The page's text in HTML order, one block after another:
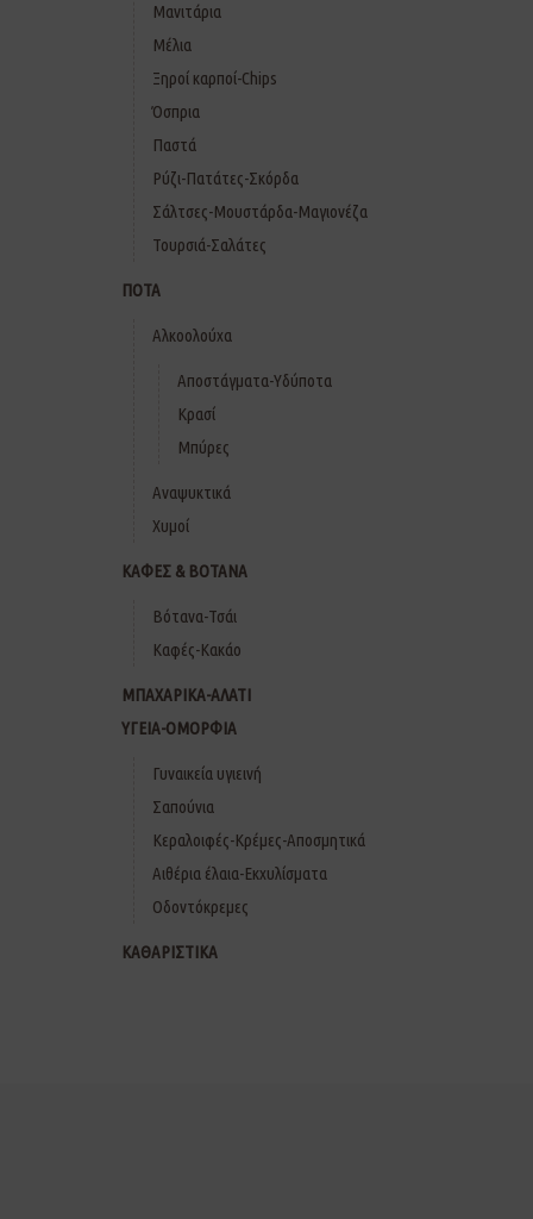
Μανιτάρια
Μέλια
Ξηροί καρποί-Chips
Όσπρια
Παστά
Ρύζι-Πατάτες-Σκόρδα
Σάλτσες-Μουστάρδα-Μαγιονέζα
Τουρσιά-Σαλάτες
ΠΟΤΑ
Αλκοολούχα
Αποστάγματα-Υδύποτα
Κρασί
Μπύρες
Αναψυκτικά
Χυμοί
ΚΑΦΕΣ & ΒΟΤΑΝΑ
Βότανα-Τσάι
Καφές-Κακάο
ΜΠΑΧΑΡΙΚΑ-ΑΛΑΤΙ
ΥΓΕΙΑ-ΟΜΟΡΦΙΑ
Γυναικεία υγιεινή
Σαπούνια
Κεραλοιφές-Κρέμες-Αποσμητικά
Αιθέρια έλαια-Εκχυλίσματα
Οδοντόκρεμες
ΚΑΘΑΡΙΣΤΙΚΑ